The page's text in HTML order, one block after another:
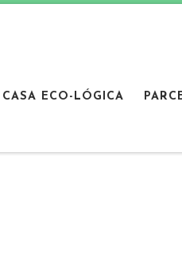
CASA ECO-LÓGICA